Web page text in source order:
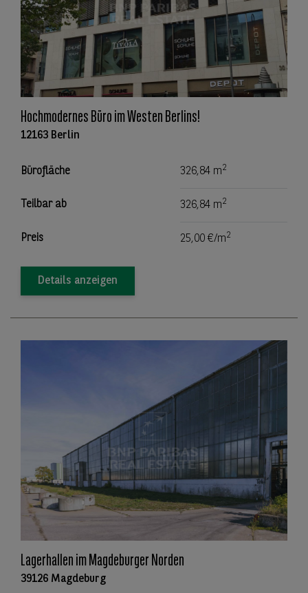
Hochmodernes Büro im Westen Berlins!
12163 Berlin
Bürofläche 326,84 m2
Teilbar ab 326,84 m2
Preis 25,00 €/m2
Details anzeigen
Lagerhallen im Magdeburger Norden
39126 Magdeburg